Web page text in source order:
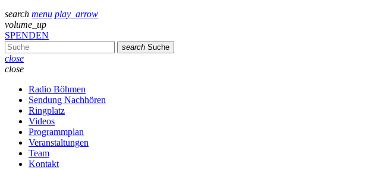
search menu play_arrow
volume_up
SPENDEN
search Suche
close
close
Radio Böhmen
Sendung Nachhören
Ringplatz
Videos
Programmplan
Veranstaltungen
Team
Kontakt